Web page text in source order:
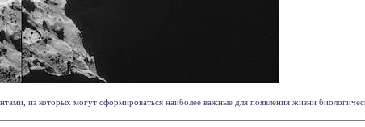
из которых могут сформироваться наиболее важные для появления жизни